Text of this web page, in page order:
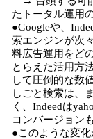
たトータル運用
●Googleや、
索エンジンが次
料広告運用をど
とらえた活用方
して圧倒的な数
しごと検索は、
く、Indeedは
コンバージョン
●このような変